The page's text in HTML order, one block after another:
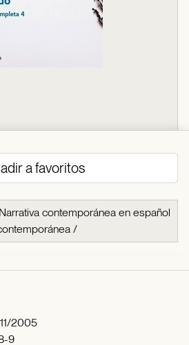
a favoritos
Narrativa contemporánea en español
/
2005
9